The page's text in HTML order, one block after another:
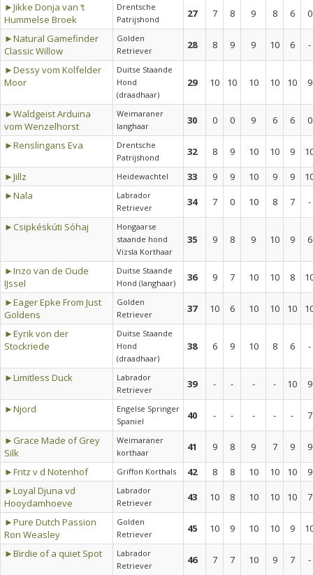
►Jikke Donja van ‘t
Hummelse Broek
Drentsche
Patrijshond
27 7 8 9 8 6
0
►Natural Gamefinder
Classic Willow
Golden
Retriever
28 8 9 9 10 6
-
►Dessy vom Kolfelder
Moor
Duitse Staande
Hond
(draadhaar)
29 10 10 10 10 10 9
►Waldgeist Arduina
vom Wenzelhorst
Weimaraner
langhaar
30 0 0 9 6 6
0
►Renslingans Eva
Drentsche
Patrijshond
32 8 9 10 10 9
►Jillz
Heidewachtel 33 9 9 10 9 9
►Nala
Labrador
Retriever
34 7 0 10 8 7
-
►Csipkéskúti Sóhaj
Hongaarse
staande hond
Vizsla Korthaar
35 9 8 9 10 9 6
►Inzo van de Oude
IJssel
Duitse Staande
Hond (langhaar)
36 9 7 10 10 8
►Eager Epke From Just
Goldens
Golden
Retriever
37 10 6 10 10 10
►Eyrik von der
Stockriede
Duitse Staande
Hond
(draadhaar)
38 6 9 10 8 6 -
►Limitless Duck
Labrador
Retriever
39 - - - - 10
9
►Njord
Engelse Springer
Spaniel
40 - - - - -
7
►Grace Made of Grey
Silk
Weimaraner
korthaar
41 9 8 9 7 9
9
►Fritz v d Notenhof
Griffon Korthals 42 8 8 10 10 10
9
►Loyal Djuna vd
Hooydamhoeve
Labrador
Retriever
43 10 8 10 10 10
7
►Pure Dutch Passion
Ron Weasley
Golden
Retriever
45 10 9 10 10 9
►Birdie of a quiet Spot
Labrador
Retriever
46 7 7 10 9 7 -